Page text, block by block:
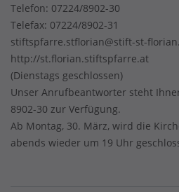
Telefon: 07224/8902-30
Telefax: 07224/8902-31
stiftspfarre.stflorian@stift-st-
http://st.florian.stiftspfarre.at
(Dienstags geschlossen)
Unser Anrufbeantworter steht
8902-30 zur Verfügung.
Ab Montag, 30. März, wird die
abends wieder um 19 Uhr